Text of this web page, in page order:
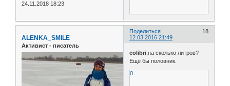
24.11.2018 18:23
Поделиться
18
12.03.2016 21:49
ALENKA_SMILE
Активист - писатель
colibri ,на сколько литров?
Ещё бы половник.
0